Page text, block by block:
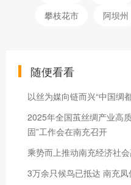
攀枝花市
阿坝州
随便看看
以丝为媒向链而兴“中国绸
2025年全国茧丝绸产业高
固”工作会在南充召开
乘势而上推动南充经济社
3万余只候鸟已抵达 南充